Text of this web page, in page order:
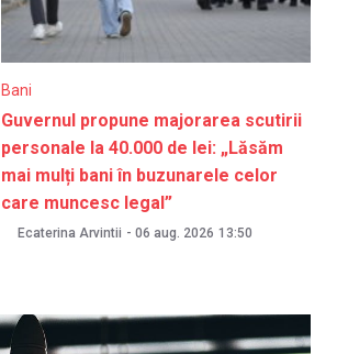
Bani
Guvernul propune majorarea scutirii
personale la 40.000 de lei: „Lăsăm
mai mulți bani în buzunarele celor
care muncesc legal”
Ecaterina Arvintii - 06 aug. 2026 13:50